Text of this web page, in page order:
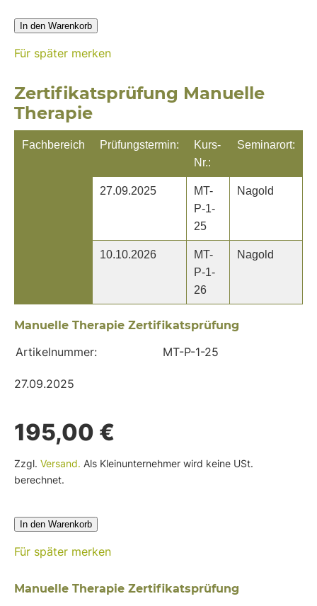
In den Warenkorb
Für später merken
Zertifikatsprüfung Manuelle
Therapie
Fachbereich Prüfungstermin:
Kurs-
Nr.:
Seminarort:
27.09.2025
MT-
P-1-
25
Nagold
10.10.2026
MT-
P-1-
26
Nagold
Manuelle Therapie Zertifikatsprüfung
Artikelnummer: MT-P-1-25
27.09.2025
195,00 €
Zzgl. Versand. Als Kleinunternehmer wird keine USt.
berechnet.
In den Warenkorb
Für später merken
Manuelle Therapie Zertifikatsprüfung